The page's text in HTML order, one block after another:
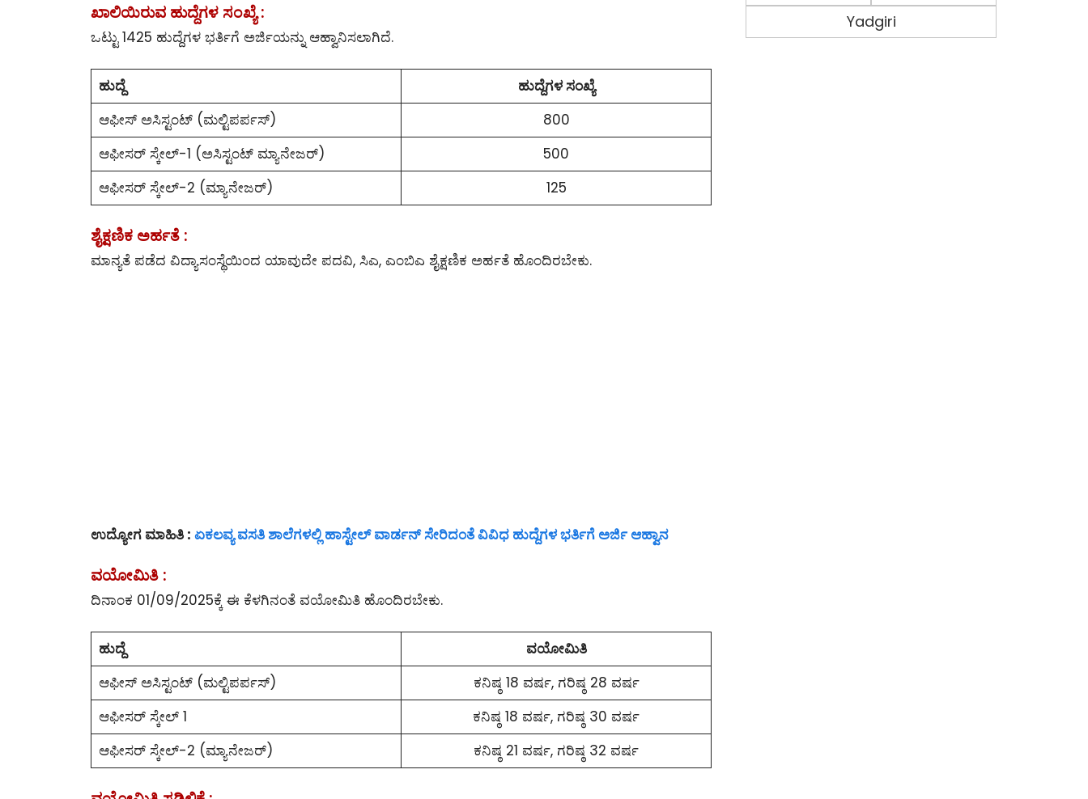
ಖಾಲಿಯಿರುವ ಹುದ್ದೆಗಳ ಸಂಖ್ಯೆ :
ಒಟ್ಟು 1425 ಹುದ್ದೆಗಳ ಭರ್ತಿಗೆ ಅರ್ಜಿಯನ್ನು ಆಹ್ವಾನಿಸಲಾಗಿದೆ.
ಹುದ್ದೆ
ಹುದ್ದೆಗಳ ಸಂಖ್ಯೆ
ಆಫೀಸ್ ಅಸಿಸ್ಟಂಟ್ (ಮಲ್ಟಿಪರ್ಪಸ್)
800
ಆಫೀಸರ್ ಸ್ಕೇಲ್-1 (ಅಸಿಸ್ಟಂಟ್ ಮ್ಯಾನೇಜರ್)
500
ಆಫೀಸರ್ ಸ್ಕೇಲ್-2 (ಮ್ಯಾನೇಜರ್)
125
ಶೈಕ್ಷಣಿಕ ಅರ್ಹತೆ :
ಮಾನ್ಯತೆ ಪಡೆದ ವಿದ್ಯಾಸಂಸ್ಥೆಯಿಂದ ಯಾವುದೇ ಪದವಿ, ಸಿಎ, ಎಂಬಿಎ ಶೈಕ್ಷಣಿಕ ಅರ್ಹತೆ ಹೊಂದಿರಬೇಕು.
ಉದ್ಯೋಗ ಮಾಹಿತಿ : ಏಕಲವ್ಯ ವಸತಿ ಶಾಲೆಗಳಲ್ಲಿ ಹಾಸ್ಟೇಲ್ ವಾರ್ಡನ್ ಸೇರಿದಂತೆ ವಿವಿಧ ಹುದ್ದೆಗಳ ಭರ್ತಿಗೆ ಅರ್ಜಿ ಆಹ್ವಾನ
ವಯೋಮಿತಿ :
ದಿನಾಂಕ 01/09/2025ಕ್ಕೆ ಈ ಕೆಳಗಿನಂತೆ ವಯೋಮಿತಿ ಹೊಂದಿರಬೇಕು.
ಹುದ್ದೆ
ವಯೋಮಿತಿ
ಆಫೀಸ್ ಅಸಿಸ್ಟಂಟ್ (ಮಲ್ಟಿಪರ್ಪಸ್)
ಕನಿಷ್ಠ 18 ವರ್ಷ, ಗರಿಷ್ಠ 28 ವರ್ಷ
ಆಫೀಸರ್ ಸ್ಕೇಲ್ 1
ಕನಿಷ್ಠ 18 ವರ್ಷ, ಗರಿಷ್ಠ 30 ವರ್ಷ
ಆಫೀಸರ್ ಸ್ಕೇಲ್-2 (ಮ್ಯಾನೇಜರ್)
ಕನಿಷ್ಠ 21 ವರ್ಷ, ಗರಿಷ್ಠ 32 ವರ್ಷ
Yadgiri